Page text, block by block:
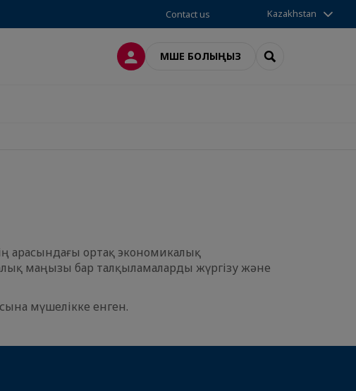
Contact us Kazakhstan
LOG INМҮШЕ БОЛЫҢЫЗ SEARCH
арасындағы ортақ экономикалық
маңызы бар талқыламаларды жүргізу және
мүшелікке енген.